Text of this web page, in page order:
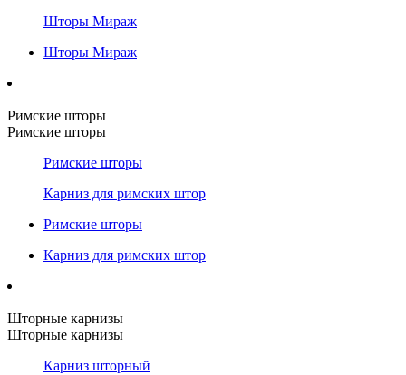
Шторы Мираж
Шторы Мираж
Римские шторы
Римские шторы
Римские шторы
Карниз для римских штор
Римские шторы
Карниз для римских штор
Шторные карнизы
Шторные карнизы
Карниз шторный